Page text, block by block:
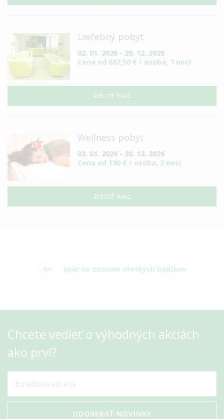
Liečebný pobyt
02. 01. 2026 - 20. 12. 2026
Cena od 687,50 € / osoba, 7 nocí
ZISTIŤ VIAC
Wellness pobyt
02. 01. 2026 - 20. 12. 2026
Cena od 190 € / osoba, 2 noci
ZISTIŤ VIAC
Späť na zoznam všetkých balíčkov
Chcete vedieť o výhodných akciách
ako prví?
ODOBERAŤ NOVINKY